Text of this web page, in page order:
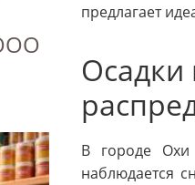
предлагает
Осадки
В городе Охи
наблюдается